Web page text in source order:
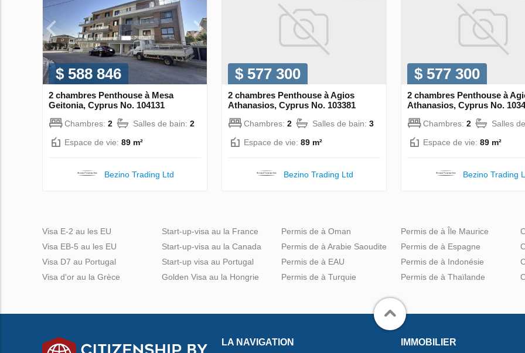
$ 588 846
2 chambres Penthouse à Mesa
Geitonia, Cyprus No. 104131
Chambres: 2 Salles de bain: 2
Espace de vie: 89 m²
Bezino Trading Ltd
$ 577 300
2 chambres Penthouse à Agios
Athanasios, Cyprus No. 103381
Chambres: 2 Salles de bain: 3
Espace de vie: 89 m²
Bezino Trading Ltd
$ 577 300
2 chambres Penthouse à
Athanasios, Cyprus No.
Chambres: 2
Salles
Espace de vie: 89 m²
Bezino Trading
Visa E-2 au les EU
Visa EB-5 au les EU
Visa D7 au Portugal
Visa d'or au la Grèce
Start-up-visa au la France
Start-up-visa au la Canada
Start-up visa au Portugal
Golden Visa au la Hongrie
Permis de à Oman
Permis de à Arabie Saoudite
Permis de à EAU
Permis de à Turquie
Permis de à Île Maurice
Permis de à Espagne
Permis de à Indonésie
Permis de à Thaïlande
LA NAVIGATION IMMOBILIER